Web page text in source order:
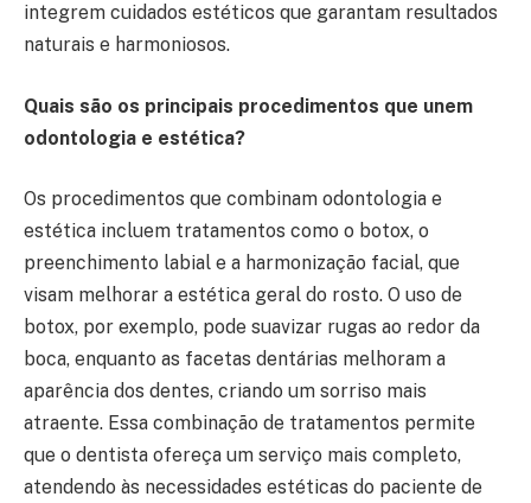
integrem cuidados estéticos que garantam resultados
naturais e harmoniosos.
Quais são os principais procedimentos que unem
odontologia e estética?
Os procedimentos que combinam odontologia e
estética incluem tratamentos como o botox, o
preenchimento labial e a harmonização facial, que
visam melhorar a estética geral do rosto. O uso de
botox, por exemplo, pode suavizar rugas ao redor da
boca, enquanto as facetas dentárias melhoram a
aparência dos dentes, criando um sorriso mais
atraente. Essa combinação de tratamentos permite
que o dentista ofereça um serviço mais completo,
atendendo às necessidades estéticas do paciente de